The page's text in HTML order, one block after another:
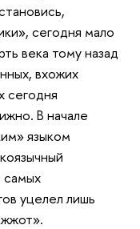
сегодня мало
века тому назад
вхожих
сегодня
В начале
языком
самых
уцелел лишь